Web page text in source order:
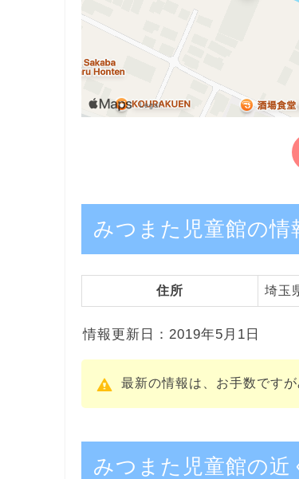
みつまた児童館の情
住所 埼玉
情報更新日：2019年5月1日
最新の情報は、お手数です
みつまた児童館の近